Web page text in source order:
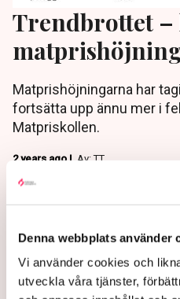
Denna webbplats använder
Vi använder cookies och
utveckla våra tjänster,
Trendbrottet
Matprishöjningarna har
fortsätta upp ännu mer i
Matpriskollen.
2 years ago | Av: TT